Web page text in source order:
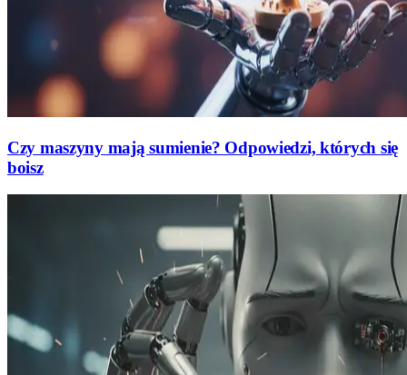
Czy maszyny mają sumienie? Odpowiedzi, których się
boisz